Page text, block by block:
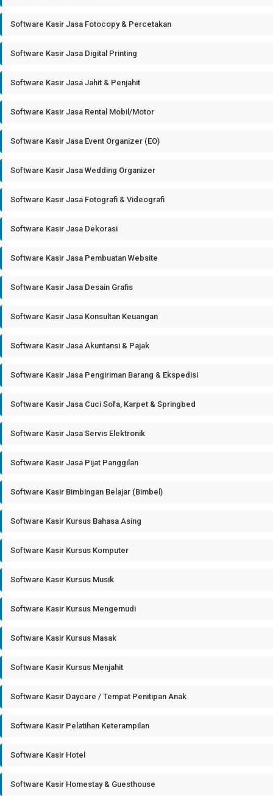
Software Kasir Jasa Fotocopy & Percetakan
Software Kasir Jasa Digital Printing
Software Kasir Jasa Jahit & Penjahit
Software Kasir Jasa Rental Mobil/Motor
Software Kasir Jasa Event Organizer (EO)
Software Kasir Jasa Wedding Organizer
Software Kasir Jasa Fotografi & Videografi
Software Kasir Jasa Dekorasi
Software Kasir Jasa Pembuatan Website
Software Kasir Jasa Desain Grafis
Software Kasir Jasa Konsultan Keuangan
Software Kasir Jasa Akuntansi & Pajak
Software Kasir Jasa Pengiriman Barang & Ekspedisi
Software Kasir Jasa Cuci Sofa, Karpet & Springbed
Software Kasir Jasa Servis Elektronik
Software Kasir Jasa Pijat Panggilan
Software Kasir Bimbingan Belajar (Bimbel)
Software Kasir Kursus Bahasa Asing
Software Kasir Kursus Komputer
Software Kasir Kursus Musik
Software Kasir Kursus Mengemudi
Software Kasir Kursus Masak
Software Kasir Kursus Menjahit
Software Kasir Daycare / Tempat Penitipan Anak
Software Kasir Pelatihan Keterampilan
Software Kasir Hotel
Software Kasir Homestay & Guesthouse